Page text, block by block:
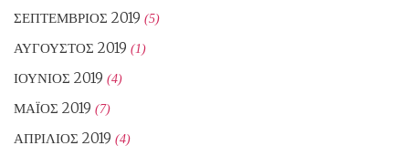
ΣΕΠΤΈΜΒΡΙΟΣ 2019 (5)
ΑΎΓΟΥΣΤΟΣ 2019 (1)
ΙΟΎΝΙΟΣ 2019 (4)
ΜΆΙΟΣ 2019 (7)
ΑΠΡΊΛΙΟΣ 2019 (4)